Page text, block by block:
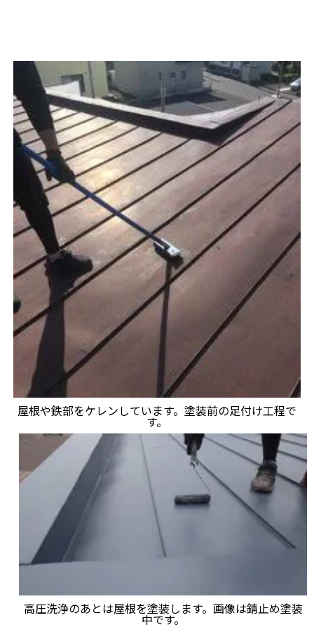
屋根や鉄部をケレンしています。塗装前の足付け工程で
す。
高圧洗浄のあとは屋根を塗装します。画像は錆止め塗装
中です。